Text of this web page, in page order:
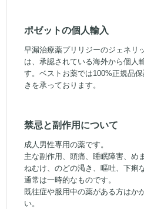
ポゼットの個人輸入
早漏治療薬プリリジーのジェネリ
は、承認されている海外から個人
す。ベストお薬では100%正規品
きを承っております。
禁忌と副作用について
成人男性専用の薬です。
主な副作用、頭痛、睡眠障害、め
ねむけ、のどの渇き、嘔吐、下痢
通常は一時的なものです。
既往症や服用中の薬がある方はか
い。